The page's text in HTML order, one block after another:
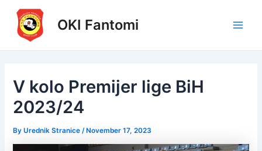
content
OKI Fantomi
V kolo Premijer lige BiH
2023/24
ByUrednik Stranice/ November 17, 2023